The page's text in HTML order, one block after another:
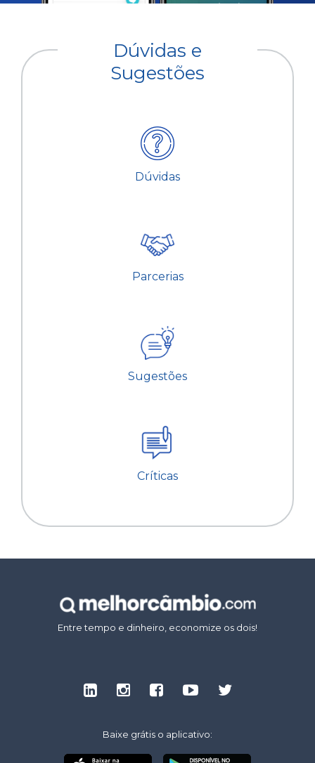
Dúvidas e
Sugestões
Dúvidas
Parcerias
Sugestões
Críticas
Entre tempo e dinheiro, economize os dois!
Baixe grátis o aplicativo: